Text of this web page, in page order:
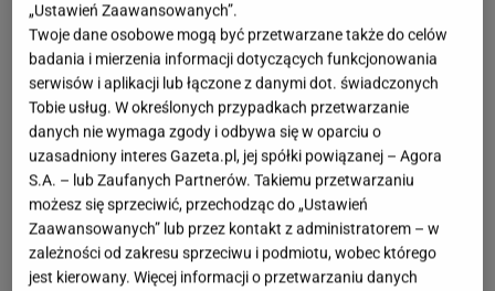
„Ustawień Zaawansowanych”.
Twoje dane osobowe mogą być przetwarzane także do celów
badania i mierzenia informacji dotyczących funkcjonowania
serwisów i aplikacji lub łączone z danymi dot. świadczonych
Tobie usług. W określonych przypadkach przetwarzanie
danych nie wymaga zgody i odbywa się w oparciu o
uzasadniony interes Gazeta.pl, jej spółki powiązanej – Agora
S.A. – lub Zaufanych Partnerów. Takiemu przetwarzaniu
możesz się sprzeciwić, przechodząc do „Ustawień
Zaawansowanych” lub przez kontakt z administratorem – w
zależności od zakresu sprzeciwu i podmiotu, wobec którego
jest kierowany. Więcej informacji o przetwarzaniu danych